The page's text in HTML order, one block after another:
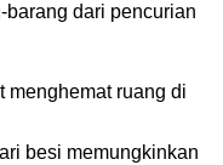
barang dari pencurian
menghemat ruang di
besi memungkinkan